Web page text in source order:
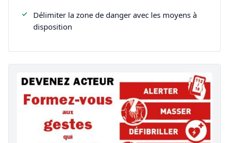
Délimiter la zone de danger avec les moyens à
disposition